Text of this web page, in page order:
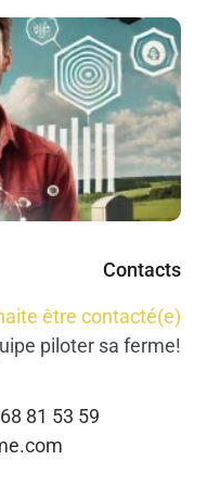
Contacts
être contacté(e)
piloter sa ferme!
81 53 59